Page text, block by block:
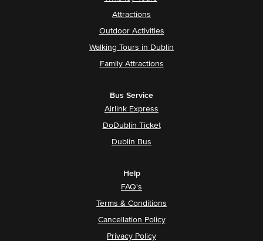
Attractions
Outdoor Activities
Walking Tours in Dublin
Family Attractions
Bus Service
Airlink Express
DoDublin Ticket
Dublin Bus
Help
FAQ's
Terms & Conditions
Cancellation Policy
Privacy Policy